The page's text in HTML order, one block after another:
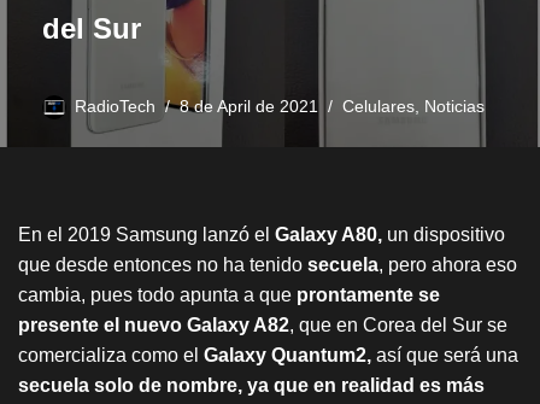
del Sur
RadioTech 8 de April de 2021 Celulares Noticias
En el 2019 Samsung lanzó el Galaxy A80, un dispositivo
que desde entonces no ha tenido secuela, pero ahora eso
cambia, pues todo apunta a que prontamente se
presente el nuevo Galaxy A82, que en Corea del Sur se
comercializa como el Galaxy Quantum2, así que será una
secuela solo de nombre, ya que en realidad es más